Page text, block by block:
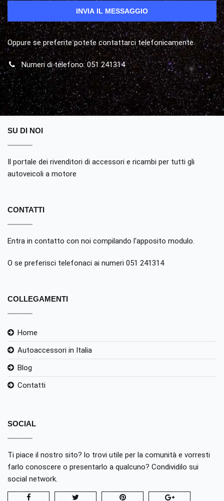
Oppure se preferite potete contattarci telefonicamente.
Numeri di telefono: 051 241314
SU DI NOI
Il portale dei rivenditori di accessori e ricambi per tutti gli
autoveicoli a motore
CONTATTI
Entra in contatto con noi compilando l'apposito modulo.
O se preferisci telefonaci ai numeri 051 241314
COLLEGAMENTI
Home
Autoaccessori in Italia
Blog
Contatti
SOCIAL
Ti piace il nostro sito? lo trovi utile per la comunità e vorresti
farlo conoscere o presentarlo a qualcuno? Condividilo sui
social network.